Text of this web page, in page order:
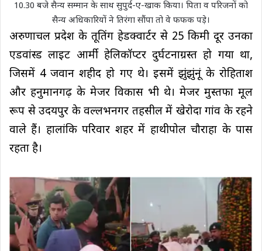
10.30 बजे सैन्य सम्मान के साथ सुपुर्द-ए-खाक किया। पिता व परिजनों को
सैन्य अधिकारियों ने तिरंगा सौंपा तो वे फफक पड़े।
अरुणाचल प्रदेश के तूतिंग हेडक्वार्टर से 25 किमी दूर उनका
एडवांस्ड लाइट आर्मी हेलिकॉप्टर दुर्घटनाग्रस्त हो गया था,
जिसमें 4 जवान शहीद हो गए थे। इसमें झुंझुंनूं के रोहिताश
और हनुमानगढ़ के मेजर विकास भी थे। मेजर मुस्तफा मूल
रूप से उदयपुर के वल्लभनगर तहसील में खेरोदा गांव के रहने
वाले हैं। हालांकि परिवार शहर में हाथीपोल चौराहा के पास
रहता है।